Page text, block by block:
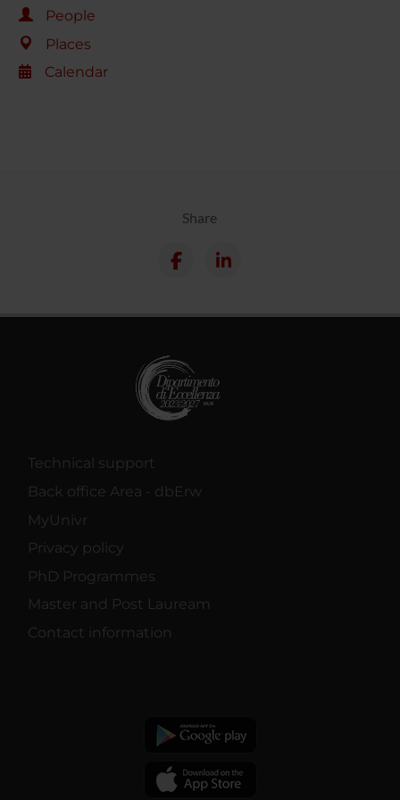
People
Places
Calendar
Share
Technical support
Back office Area - dbErw
MyUnivr
Privacy policy
PhD Programmes
Master and Post Lauream
Contact information